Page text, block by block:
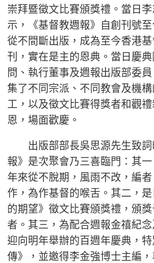
崇拜暨徵文比賽頒獎禮。當日
示，《基督教週報》自創刊號
從不間斷出版，成為至今香港
刊，實在是主的恩典。當日慶
問、執行董事及週報出版部委
集了不同宗派、不同教會及機
工，以及徵文比賽得獎者和觀
恩，場面歡慶。
出版部部長吳思源先生致詞
報》是次聚會乃三喜臨門：其
年來從不脫期，風雨不改，編
作，為作基督的喉舌。其二，
的期望》徵文比賽頒獎禮，頒
者。其三，為配合週報金禧紀
迎向明年舉辦的百週年慶典，
傳》，並邀得李金強博士主編